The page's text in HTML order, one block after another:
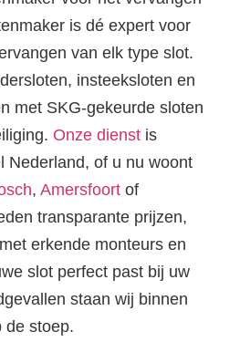
is dé expert voor
van elk type slot.
insteeksloten en
met SKG-gekeurde sloten
Onze dienst is
Nederland, of u nu woont
, Amersfoort of
transparante prijzen,
erkende monteurs en
slot perfect past bij uw
staan wij binnen
de stoep.